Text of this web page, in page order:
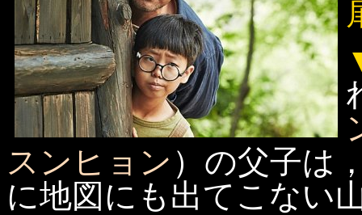
スンヒョン ）の父子は
に地図にも出てこない